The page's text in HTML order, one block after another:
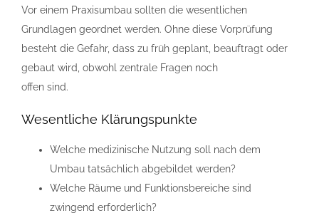
Vor einem Praxisumbau sollten die wesentlichen
Grundlagen geordnet werden. Ohne diese Vorprüfung
besteht die Gefahr, dass zu früh geplant, beauftragt oder
gebaut wird, obwohl zentrale Fragen noch
offen sind.
Wesentliche Klärungspunkte
Welche medizinische Nutzung soll nach dem
Umbau tatsächlich abgebildet werden?
Welche Räume und Funktionsbereiche sind
zwingend erforderlich?